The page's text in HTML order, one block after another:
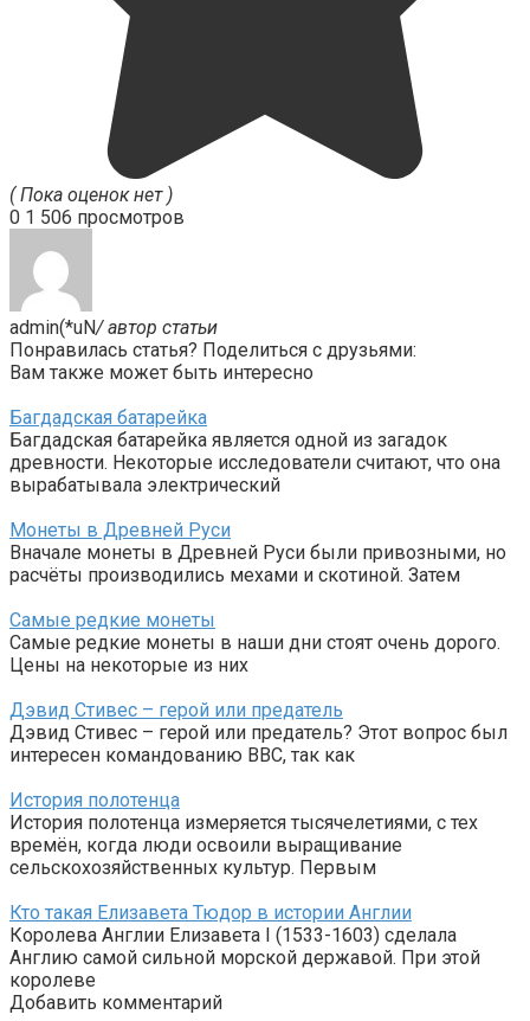
( Пока оценок нет )
0 1 506 просмотров
admin(*uN/ автор статьи
Понравилась статья? Поделиться с друзьями:
Вам также может быть интересно
Багдадская батарейка
Багдадская батарейка является одной из загадок
древности. Некоторые исследователи считают, что она
вырабатывала электрический
Монеты в Древней Руси
Вначале монеты в Древней Руси были привозными, но
расчёты производились мехами и скотиной. Затем
Самые редкие монеты
Самые редкие монеты в наши дни стоят очень дорого.
Цены на некоторые из них
Дэвид Стивес – герой или предатель
Дэвид Стивес – герой или предатель? Этот вопрос был
интересен командованию ВВС, так как
История полотенца
История полотенца измеряется тысячелетиями, с тех
времён, когда люди освоили выращивание
сельскохозяйственных культур. Первым
Кто такая Елизавета Тюдор в истории Англии
Королева Англии Елизавета I (1533-1603) сделала
Англию самой сильной морской державой. При этой
королеве
Добавить комментарий